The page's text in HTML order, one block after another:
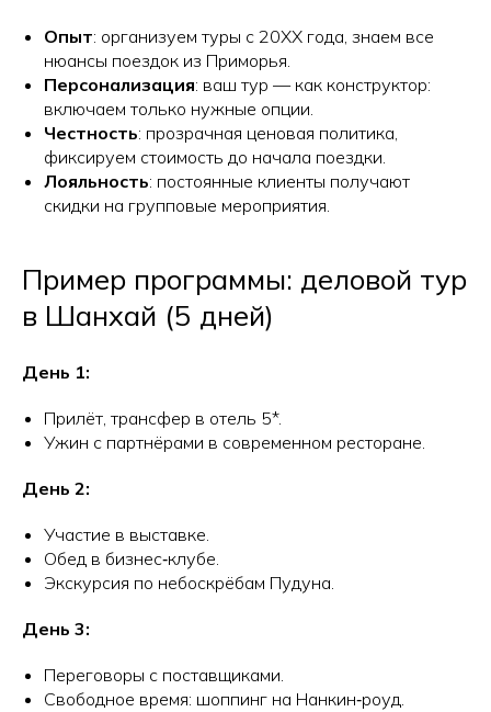
Опыт: организуем туры с 20XX года, знаем все
нюансы поездок из Приморья.
Персонализация: ваш тур — как конструктор:
включаем только нужные опции.
Честность: прозрачная ценовая политика,
фиксируем стоимость до начала поездки.
Лояльность: постоянные клиенты получают
скидки на групповые мероприятия.
Пример программы: деловой тур
в Шанхай (5 дней)
День 1:
Прилёт, трансфер в отель 5*.
Ужин с партнёрами в современном ресторане.
День 2:
Участие в выставке.
Обед в бизнес‑клубе.
Экскурсия по небоскрёбам Пудуна.
День 3:
Переговоры с поставщиками.
Свободное время: шоппинг на Нанкин‑роуд.